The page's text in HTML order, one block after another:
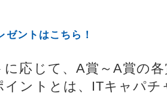
ントセキュリティ
プ
器
エンドポイントセキュリティ
バックアップ
オフィス機器
ゼントはこちら！
応じて、A賞～A賞の各
イントとは、ITキャパチ